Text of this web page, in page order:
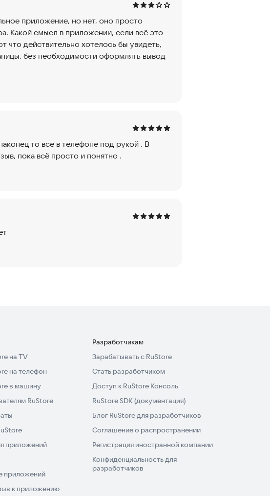
приложение, но нет, оно просто
Какой смысл в приложении, если всё это
действительно хотелось бы увидеть,
без необходимости оформлять вывод
то все в телефоне под рукой . В
пока всё просто и понятно .
на TV
на телефон
в машину
RuStore
приложений
приложений
к приложению
Разработчикам
Зарабатывать с RuStore
Стать разработчиком
Доступ к RuStore Консоль
RuStore SDK (документация)
Блог RuStore для разработчиков
Соглашение о распространении
Регистрация иностранной компании
Конфиденциальность для
разработчиков